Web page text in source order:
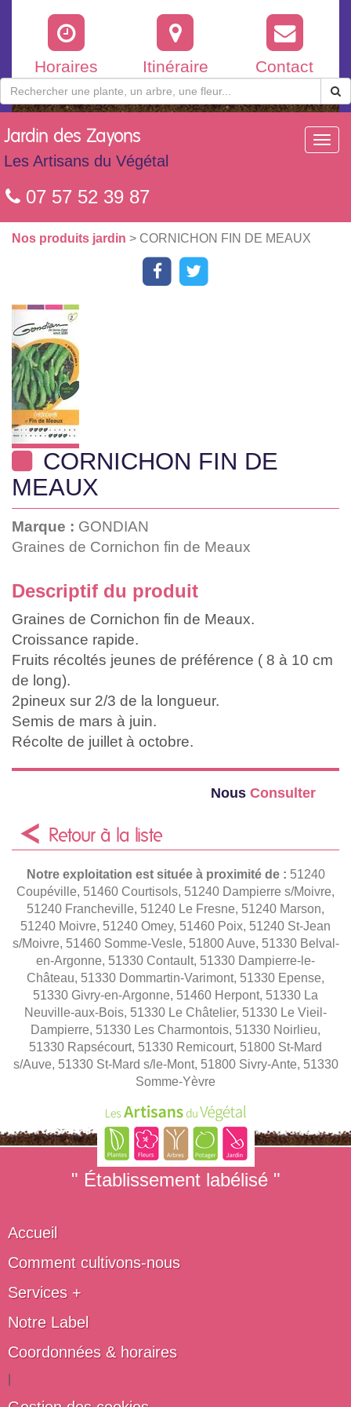
Horaires Itinéraire Contact
Jardin des Zayons
Les Artisans du Végétal
07 57 52 39 87
Nos produits jardin > CORNICHON FIN DE MEAUX
CORNICHON FIN DE
MEAUX
Marque : GONDIAN
Graines de Cornichon fin de Meaux
Descriptif du produit
Graines de Cornichon fin de Meaux.
Croissance rapide.
Fruits récoltés jeunes de préférence ( 8 à 10 cm
de long).
2pineux sur 2/3 de la longueur.
Semis de mars à juin.
Récolte de juillet à octobre.
Nous Consulter
Retour à la liste
Notre exploitation est située à proximité de : 51240
Coupéville, 51460 Courtisols, 51240 Dampierre s/Moivre,
51240 Francheville, 51240 Le Fresne, 51240 Marson,
51240 Moivre, 51240 Omey, 51460 Poix, 51240 St-Jean
s/Moivre, 51460 Somme-Vesle, 51800 Auve, 51330 Belval-
en-Argonne, 51330 Contault, 51330 Dampierre-le-
Château, 51330 Dommartin-Varimont, 51330 Epense,
51330 Givry-en-Argonne, 51460 Herpont, 51330 La
Neuville-aux-Bois, 51330 Le Châtelier, 51330 Le Vieil-
Dampierre, 51330 Les Charmontois, 51330 Noirlieu,
51330 Rapsécourt, 51330 Remicourt, 51800 St-Mard
s/Auve, 51330 St-Mard s/le-Mont, 51800 Sivry-Ante, 51330
Somme-Yèvre
" Établissement labélisé "
Accueil
Comment cultivons-nous
Services +
Notre Label
Coordonnées & horaires